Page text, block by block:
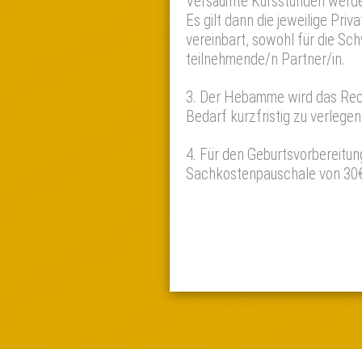
Es gilt dann die jeweilige
vereinbart, sowohl für die
teilnehmende/n Partner/in.
3. Der Hebamme wird das
Bedarf kurzfristig zu
4. Für den
Sachkostenpauschale von